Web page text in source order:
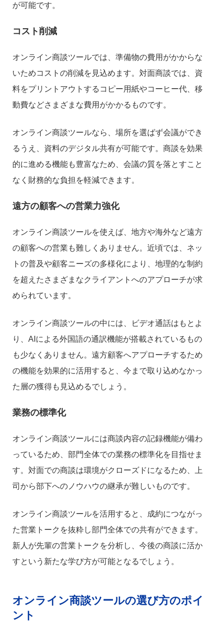
が可能です。
コスト削減
オンライン商談ツールでは、準備物の費用がかからな
いためコストの削減を見込めます。対面商談では、資
料をプリントアウトするコピー用紙やコーヒー代、移
動費などさまざまな費用がかかるものです。
オンライン商談ツールなら、場所を選ばず会議ができ
るうえ、資料のデジタル共有が可能です。商談を効果
的に進める機能も豊富なため、会議の質を落とすこと
なく財務的な負担を軽減できます。
遠方の顧客への営業力強化
オンライン商談ツールを使えば、地方や海外など遠方
の顧客への営業も難しくありません。近頃では、ネッ
トの普及や顧客ニーズの多様化により、地理的な制約
を超えたさまざまなクライアントへのアプローチが求
められています。
オンライン商談ツールの中には、ビデオ通話はもとよ
り、AIによる外国語の通訳機能が搭載されているもの
も少なくありません。遠方顧客へアプローチするため
の機能を効果的に活用すると、今まで取り込めなかっ
た層の獲得も見込めるでしょう。
業務の標準化
オンライン商談ツールには商談内容の記録機能が備わ
っているため、部門全体での業務の標準化を目指せま
す。対面での商談は環境がクローズドになるため、上
司から部下へのノウハウの継承が難しいものです。
オンライン商談ツールを活用すると、成約につながっ
た営業トークを抜粋し部門全体での共有ができます。
新人が先輩の営業トークを分析し、今後の商談に活か
すという新たな学び方が可能となるでしょう。
オンライン商談ツールの選び方のポイ
ント